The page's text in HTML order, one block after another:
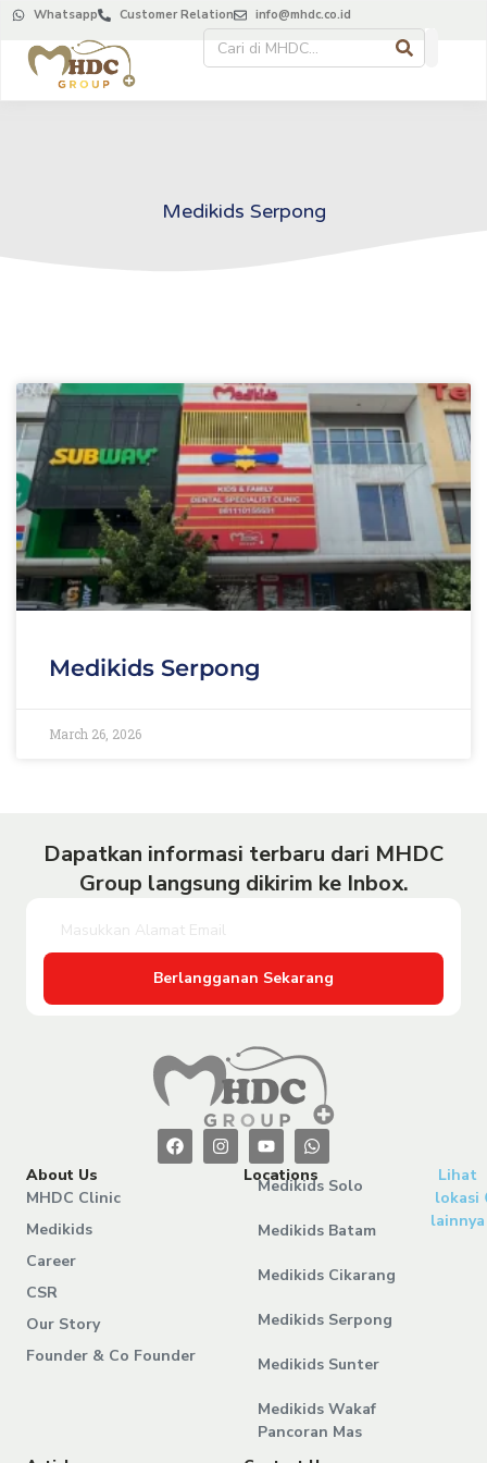
Whatsapp Customer Relation info@mhdc.co.id
Medikids Serpong
Medikids Serpong
March 26, 2026
Dapatkan informasi terbaru dari MHDC
Group langsung dikirim ke Inbox.
Berlangganan Sekarang
About Us
MHDC Clinic
Medikids
Career
CSR
Our Story
Founder & Co Founder
Locations
Medikids Solo
Medikids Batam
Medikids Cikarang
Medikids Serpong
Medikids Sunter
Medikids Wakaf
Pancoran Mas
Lihat
lokasi
lainnya